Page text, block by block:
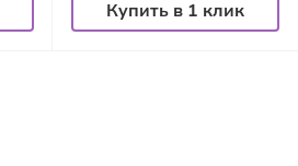
Купить в 1 клик